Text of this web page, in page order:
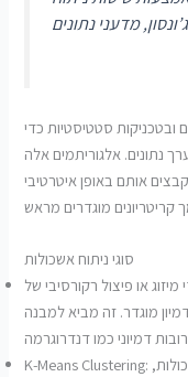
מדעני נתונים
ובטכניקות סטטיסטיות כדי
נתונים. אלגוריתמים אלה
אותם באופן איטרטיבי
סוגי ניתוח אשכולות
או פיצול רקורסיבי של
מוגדר. זה מביא למבנה
K-Means Clustering: שיטה זו מחלקת נתונים למספר מוגדר של אשכולות,